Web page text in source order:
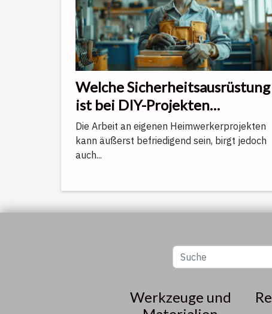
Welche Sicherheitsausrüstung
ist bei DIY-Projekten
unverzichtbar?
Die Arbeit an eigenen Heimwerkerprojekten
kann äußerst befriedigend sein, birgt jedoch
auch...
Werkzeuge und